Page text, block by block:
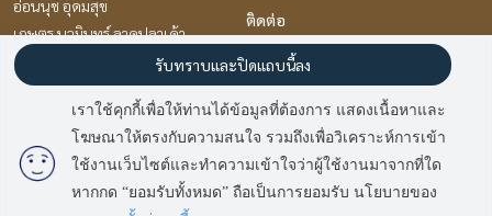
มี2คนกำลังดูประกาศนี้
Sold Out
อ่อนนุช อุดมสุข
เกษตร นวมินทร์ ลาดปลาเค้า
พัฒนาการ ศรีนครินทร์
นวมินทร์ รามอินทรา
พระราม 9 เพชรบุรีตัดใหม่ RCA
รามคำแหง หัวหมาก
ติดต่อ
เราใช้คุกกี้เพื่อให้ท่านได้ข้อมูลที่ต้องการ แสดงเนื้อหาและ
โฆษณาให้ตรงกับความสนใจ รวมถึงเพื่อวิเคราะห์การเข้า
ใช้งานเว็บไซต์และทำความเข้าใจว่าผู้ใช้งานมาจากที่ใด
หากกด “ยอมรับทั้งหมด” ถือเป็นการยอมรับ นโยบายของ
รับทราบและปิดแถบนี้ลง